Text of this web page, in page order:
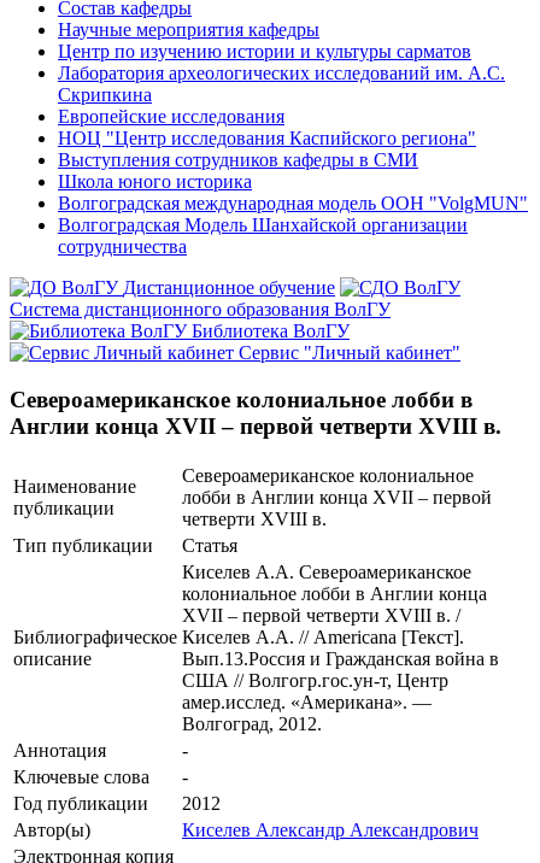
Состав кафедры
Научные мероприятия кафедры
Центр по изучению истории и культуры сарматов
Лаборатория археологических исследований им. А.С.
Скрипкина
Европейские исследования
НОЦ "Центр исследования Каспийского региона"
Выступления сотрудников кафедры в СМИ
Школа юного историка
Волгоградская международная модель ООН "VolgMUN"
Волгоградская Модель Шанхайской организации
сотрудничества
Дистанционное обучение
Система дистанционного образования ВолГУ
Библиотека ВолГУ
Сервис "Личный кабинет"
Североамериканское колониальное лобби в
Англии конца XVII – первой четверти XVIII в.
Наименование
публикации
Североамериканское колониальное
лобби в Англии конца XVII – первой
четверти XVIII в.
Тип публикации
Статья
Библиографическое
описание
Киселев А.А. Североамериканское
колониальное лобби в Англии конца
XVII – первой четверти XVIII в. /
Киселев А.А. // Americana [Текст].
Вып.13.Россия и Гражданская война в
США // Волгогр.гос.ун-т, Центр
амер.исслед. «Американа». —
Волгоград, 2012.
Аннотация
-
Ключевые cлова
-
Год публикации
2012
Автор(ы)
Киселев Александр Александрович
Электронная копия